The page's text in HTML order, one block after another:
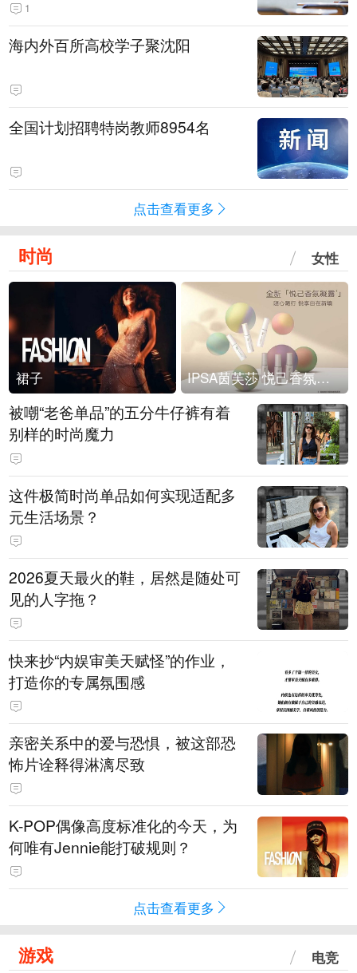
1
海内外百所高校学子聚沈阳
全国计划招聘特岗教师8954名
点击查看更多
时尚 女性
裙子 IPSA茵芙莎 悦己香氛凝露上市
被嘲“老爸单品”的五分牛仔裤有着
别样的时尚魔力
这件极简时尚单品如何实现适配多
元生活场景？
2026夏天最火的鞋，居然是随处可
见的人字拖？
快来抄“内娱审美天赋怪”的作业，
打造你的专属氛围感
亲密关系中的爱与恐惧，被这部恐
怖片诠释得淋漓尽致
K-POP偶像高度标准化的今天，为
何唯有Jennie能打破规则？
点击查看更多
游戏 电竞